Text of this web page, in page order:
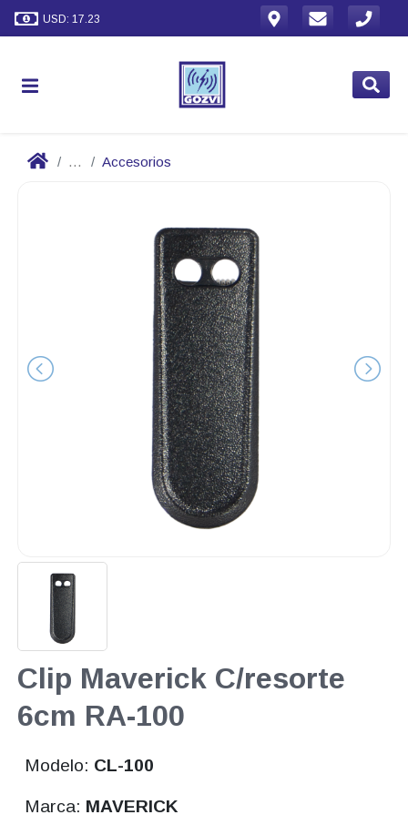
USD: 17.23
... Accesorios
Clip Maverick C/resorte
6cm RA-100
Modelo: CL-100
Marca: MAVERICK